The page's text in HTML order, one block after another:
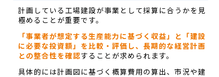
計画している工場建設が事業として採算に合うかを見
極めることが重要です。
「事業者が想定する生産能力に基づく収益」と「建設
に必要な投資額」を比較・評価し、長期的な経営計画
との整合性を確認することが求められます。
具体的には計画図に基づく概算費用の算出、市況や建